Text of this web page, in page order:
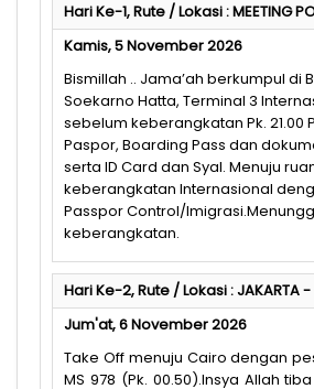
Hari Ke-1, Rute / Lokasi : MEETING
Kamis, 5 November 2026
Bismillah .. Jama’ah berkumpul di
Soekarno Hatta, Terminal 3
sebelum keberangkatan Pk. 21.00
Paspor, Boarding Pass dan
serta ID Card dan Syal. Menuju
keberangkatan Internasional
Passpor Control/
keberangkatan.
Hari Ke-2, Rute / Lokasi : JAKARTA -
Jum'at, 6 November 2026
Take Off menuju Cairo dengan
MS 978 (Pk. 00.50).Insya Allah